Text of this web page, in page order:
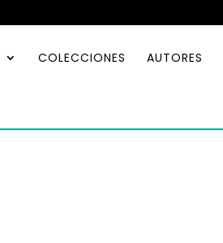
COLECCIONES AUTORES